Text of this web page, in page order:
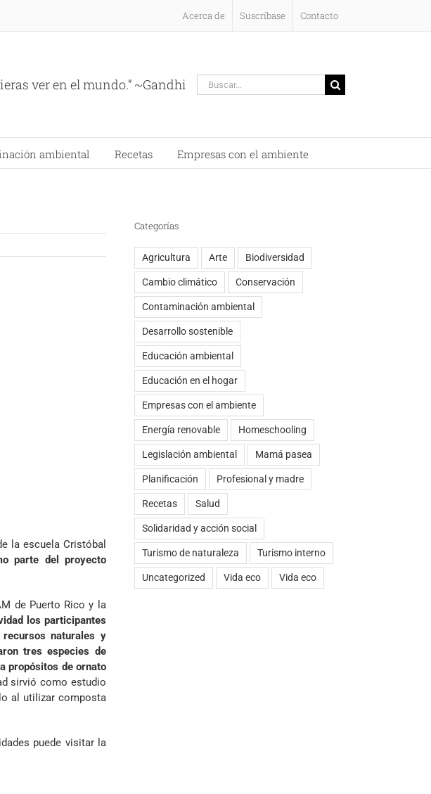
Acerca de Suscríbase Contacto
ver en el mundo.” ~Gandhi Buscar:
ambiental Recetas Empresas con el ambiente
la escuela Cristóbal
parte del proyecto
de Puerto Rico y la
los participantes
naturales y
tres especies de
propósitos de ornato
sirvió como estudio
al utilizar composta
puede visitar la
Categorías
Agricultura Arte Biodiversidad
Cambio climático Conservación
Contaminación ambiental
Desarrollo sostenible
Educación ambiental
Educación en el hogar
Empresas con el ambiente
Energía renovable Homeschooling
Legislación ambiental Mamá pasea
Planificación Profesional y madre
Recetas Salud
Solidaridad y acción social
Turismo de naturaleza Turismo interno
Uncategorized Vida eco Vida eco